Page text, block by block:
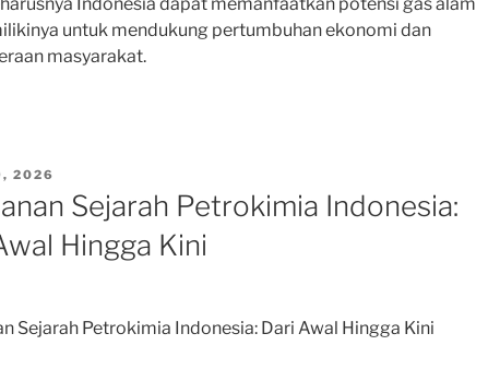
untuk mendukung pertumbuhan ekonomi dan
masyarakat.
2026
Sejarah Petrokimia Indonesia:
Hingga Kini
Sejarah Petrokimia Indonesia: Dari Awal Hingga Kini